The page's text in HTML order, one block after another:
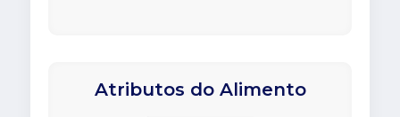
Atributos do Alimento